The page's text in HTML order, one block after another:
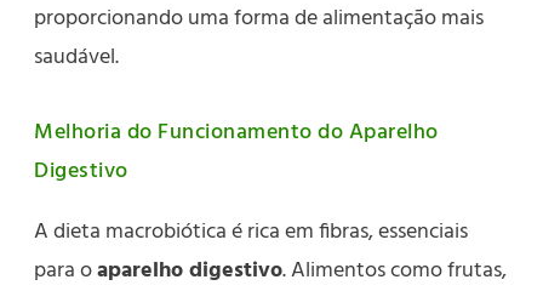
proporcionando uma forma de alimentação mais
saudável.
Melhoria do Funcionamento do Aparelho
Digestivo
A dieta macrobiótica é rica em fibras, essenciais
para oaparelho digestivo. Alimentos como frutas,